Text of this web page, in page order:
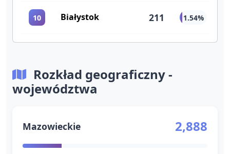
10 Białystok 211 1.54%
Rozkład geograficzny -
województwa
Mazowieckie 2,888